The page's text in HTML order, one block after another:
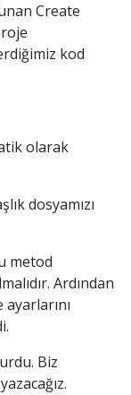
Create
kod
olarak
dosyamızı
metod
Ardından
Biz